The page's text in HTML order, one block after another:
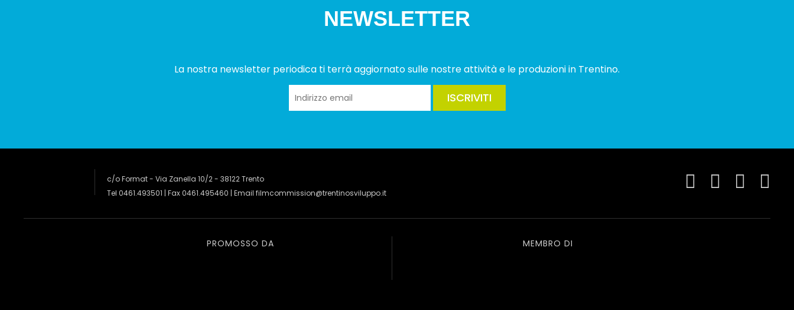
NEWSLETTER
La nostra newsletter periodica ti terrà aggiornato sulle nostre attività e le produzioni in Trentino.
ISCRIVITI
c/o Format - Via Zanella 10/2 - 38122 Trento
Tel 0461.493501 | Fax 0461.495460 | Email filmcommission@trentinosviluppo.it
PROMOSSO DA MEMBRO DI